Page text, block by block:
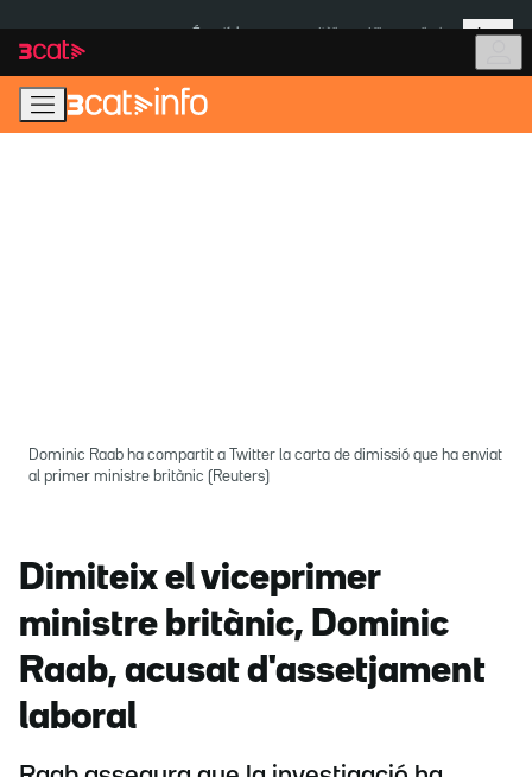
navegació
principal
contingut
Més
Dominic Raab ha compartit a Twitter la carta de dimissió que ha enviat
al primer ministre britànic (Reuters)
Dimiteix el viceprimer
ministre britànic, Dominic
Raab, acusat d'assetjament
laboral